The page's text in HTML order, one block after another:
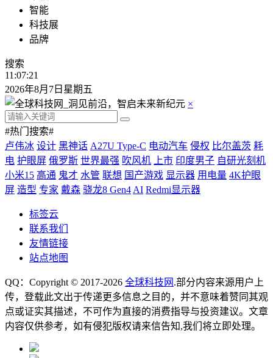
智能
科技展
品牌
搜索
11:07:22
2026年8月7日星期五
×
#热门搜索#
卢伟冰 设计 黑神话 A27U Type-C 电动汽车 侵权 比尔盖茨 耗
电 护眼屏 俄罗斯 世界最强 吹风机 上市 印度男子 自研光刻机
小米15 高通 鬼才 水管 联想 国产游戏 显示器 用电量 4K护眼
屏 造型 专家 戴森 骁龙8 Gen4AI Redmi显示器
标签云
联系我们
友情链接
站点地图
QQ：Copyright © 2017-2026 全球科技网 .部分内容来源用户上
传，登载此文出于传递更多信息之目的，并不意味着赞同其观
点或证实其描述，不可作为直接的消费指导与投资建议。文章
内容仅供参考，如有侵犯版权请来信告知,我们将立即处理。